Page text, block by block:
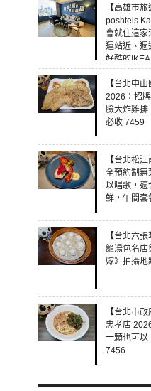
【高雄市
poshtels
會就住這家
運站近、週
好酷的
光！ 7460
【台北中
2026：招
臉大炸雞排
必收 7459
【台北松
全預約制無
以唱歌，適
鮮，午間套
【台北六
籠湯包名店
嫁》拍攝地
【台北市
忠孝店
一顆也可以
7456